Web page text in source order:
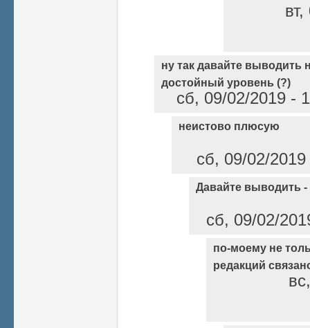
ну так давайте выводить
достойный уровень (?)
сб, 09/02/2019 -
неистово плюсую
сб, 09/02/
Давайте выводить -
сб, 09/02/
по-моему не
редакций